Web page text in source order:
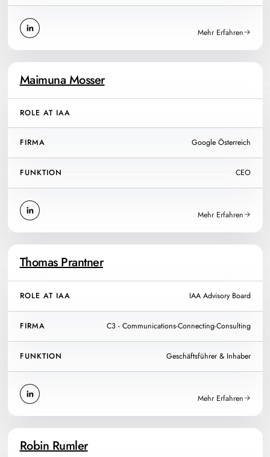
Mehr Erfahren
Maimuna Mosser
ROLE AT IAA
FIRMA Google Österreich
FUNKTION CEO
Mehr Erfahren
Thomas Prantner
ROLE AT IAA IAA Advisory Board
FIRMA C3 - Communications-Connecting-Consulting
FUNKTION Geschäftsführer & Inhaber
Mehr Erfahren
Robin Rumler